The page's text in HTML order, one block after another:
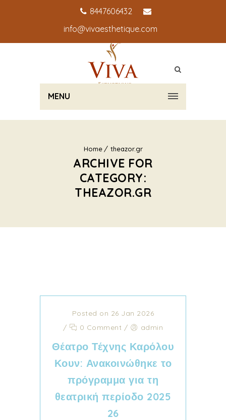
8447606432
info@vivaesthetique.com
MENU
Home theazor.gr
ARCHIVE FOR
CATEGORY:
THEAZOR.GR
Posted on 26 Jan 2026
/
0 Comment / admin
Θέατρο Τέχνης Καρόλου
Κουν: Ανακοινώθηκε το
πρόγραμμα για τη
θεατρική περίοδο 2025
26